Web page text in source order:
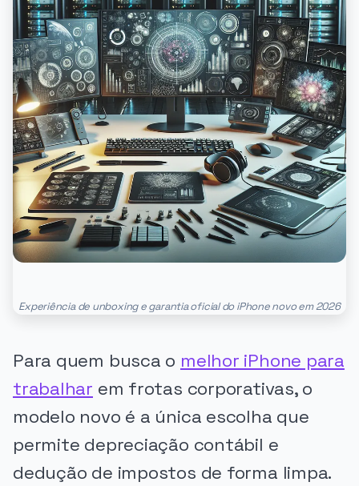
Experiência de unboxing e garantia oficial do iPhone novo em 2026
Para quem busca o melhor iPhone para
trabalhar em frotas corporativas, o
modelo novo é a única escolha que
permite depreciação contábil e
dedução de impostos de forma limpa.